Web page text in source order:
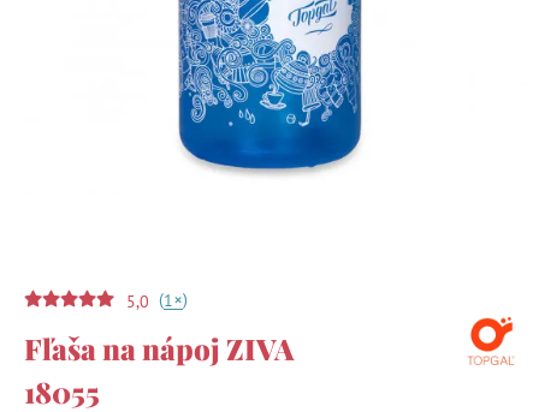
5,0 (1+)
Fľaša na nápoj ZIVA
18055